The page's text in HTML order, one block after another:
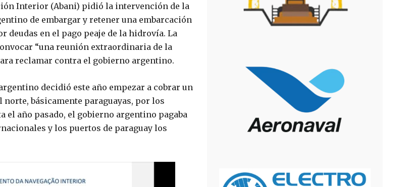
Interior (Abani) pidió la intervención de la
de embargar y retener una embarcación
deudas en el pago peaje de la hidrovía. La
“una reunión extraordinaria de la
reclamar contra el gobierno argentino.
decidió este año empezar a cobrar un
norte, básicamente paraguayas, por los
el año pasado, el gobierno argentino pagaba
y los puertos de paraguay los